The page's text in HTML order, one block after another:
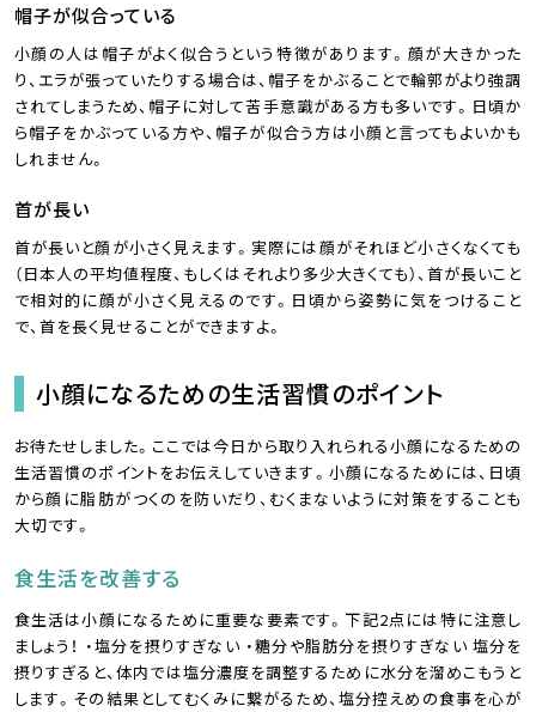
帽子が似合っている
小顔の人は帽子がよく似合うという特徴があります。顔が大きかった
り、エラが張っていたりする場合は、帽子をかぶることで輪郭がより強調
されてしまうため、帽子に対して苦手意識がある方も多いです。日頃か
ら帽子をかぶっている方や、帽子が似合う方は小顔と言ってもよいかも
しれません。
首が長い
首が長いと顔が小さく見えます。実際には顔がそれほど小さくなくても
（日本人の平均値程度、もしくはそれより多少大きくても）、首が長いこと
で相対的に顔が小さく見えるのです。日頃から姿勢に気をつけること
で、首を長く見せることができますよ。
小顔になるための生活習慣のポイント
お待たせしました。ここでは今日から取り入れられる小顔になるための
生活習慣のポイントをお伝えしていきます。小顔になるためには、日頃
から顔に脂肪がつくのを防いだり、むくまないように対策をすることも
大切です。
食生活を改善する
食生活は小顔になるために重要な要素です。下記2点には特に注意し
ましょう！ ・塩分を摂りすぎない ・糖分や脂肪分を摂りすぎない 塩分を
摂りすぎると、体内では塩分濃度を調整するために水分を溜めこもうと
します。その結果としてむくみに繋がるため、塩分控えめの食事を心が